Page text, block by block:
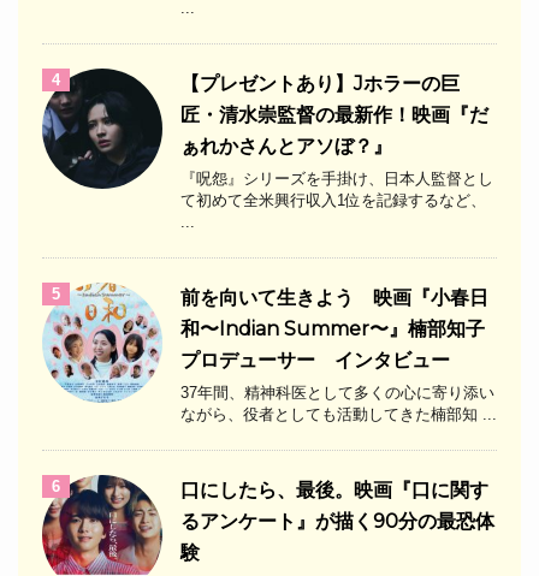
4
【プレゼントあり】Jホラーの巨
匠・清水崇監督の最新作！映画『だ
ぁれかさんとアソぼ？』
『呪怨』シリーズを手掛け、日本人監督とし
て初めて全米興行収入1位を記録するなど、
5
前を向いて生きよう 映画『小春日
和〜Indian Summer〜』楠部知子
プロデューサー インタビュー
37年間、精神科医として多くの心に寄り添い
ながら、役者としても活動してきた楠部知 ...
6
口にしたら、最後。映画『口に関す
るアンケート』が描く90分の最恐体
験